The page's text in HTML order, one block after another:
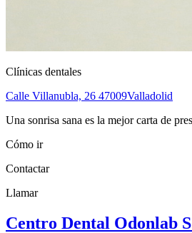
Clínicas dentales
Calle Villanubla, 26 47009Valladolid
Una sonrisa sana es la mejor carta de
Cómo ir
Contactar
Llamar
Centro Dental Odonlab